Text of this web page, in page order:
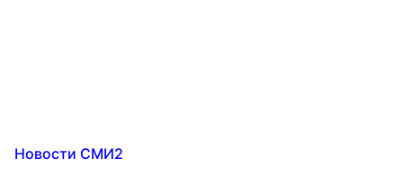
Новости СМИ2